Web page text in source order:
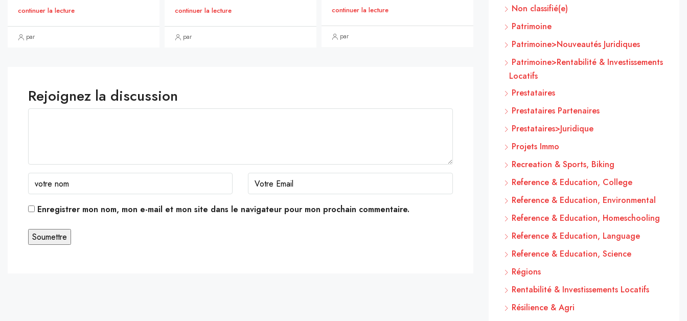
continuer la lecture
par
continuer la lecture
par
continuer la lecture
par
Rejoignez la discussion
Enregistrer mon nom, mon e-mail et mon site dans le navigateur pour mon prochain commentaire.
Non classifié(e)
Patrimoine
Patrimoine>Nouveautés Juridiques
Patrimoine>Rentabilité & Investissements
Locatifs
Prestataires
Prestataires Partenaires
Prestataires>Juridique
Projets Immo
Recreation & Sports, Biking
Reference & Education, College
Reference & Education, Environmental
Reference & Education, Homeschooling
Reference & Education, Language
Reference & Education, Science
Régions
Rentabilité & Investissements Locatifs
Résilience & Agri